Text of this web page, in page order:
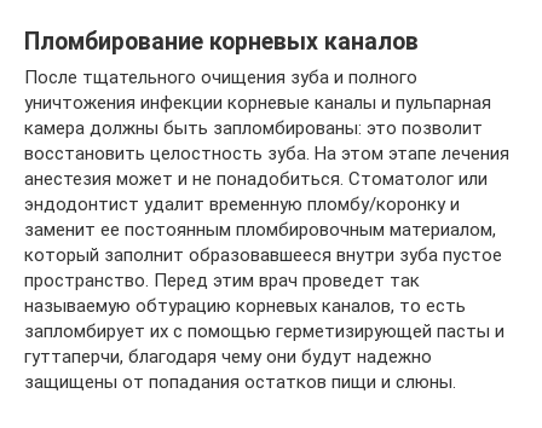
Пломбирование корневых каналов
После тщательного очищения зуба и полного
уничтожения инфекции корневые каналы и пульпарная
камера должны быть запломбированы: это позволит
восстановить целостность зуба. На этом этапе лечения
анестезия может и не понадобиться. Стоматолог или
эндодонтист удалит временную пломбу/коронку и
заменит ее постоянным пломбировочным материалом,
который заполнит образовавшееся внутри зуба пустое
пространство. Перед этим врач проведет так
называемую обтурацию корневых каналов, то есть
запломбирует их с помощью герметизирующей пасты и
гуттаперчи, благодаря чему они будут надежно
защищены от попадания остатков пищи и слюны.